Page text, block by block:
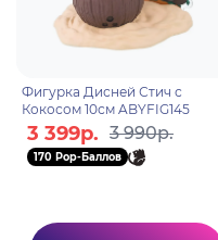
Фигурка Дисней Стич с
Кокосом 10см ABYFIG145
3 399р. 3 990р.
170 Pop-Баллов